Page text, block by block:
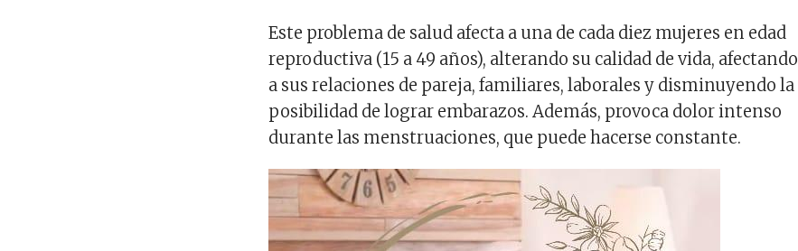
Este problema de salud afecta a una de cada diez mujeres en edad
reproductiva (15 a 49 años), alterando su calidad de vida, afectando
a sus relaciones de pareja, familiares, laborales y disminuyendo la
posibilidad de lograr embarazos. Además, provoca dolor intenso
durante las menstruaciones, que puede hacerse constante.